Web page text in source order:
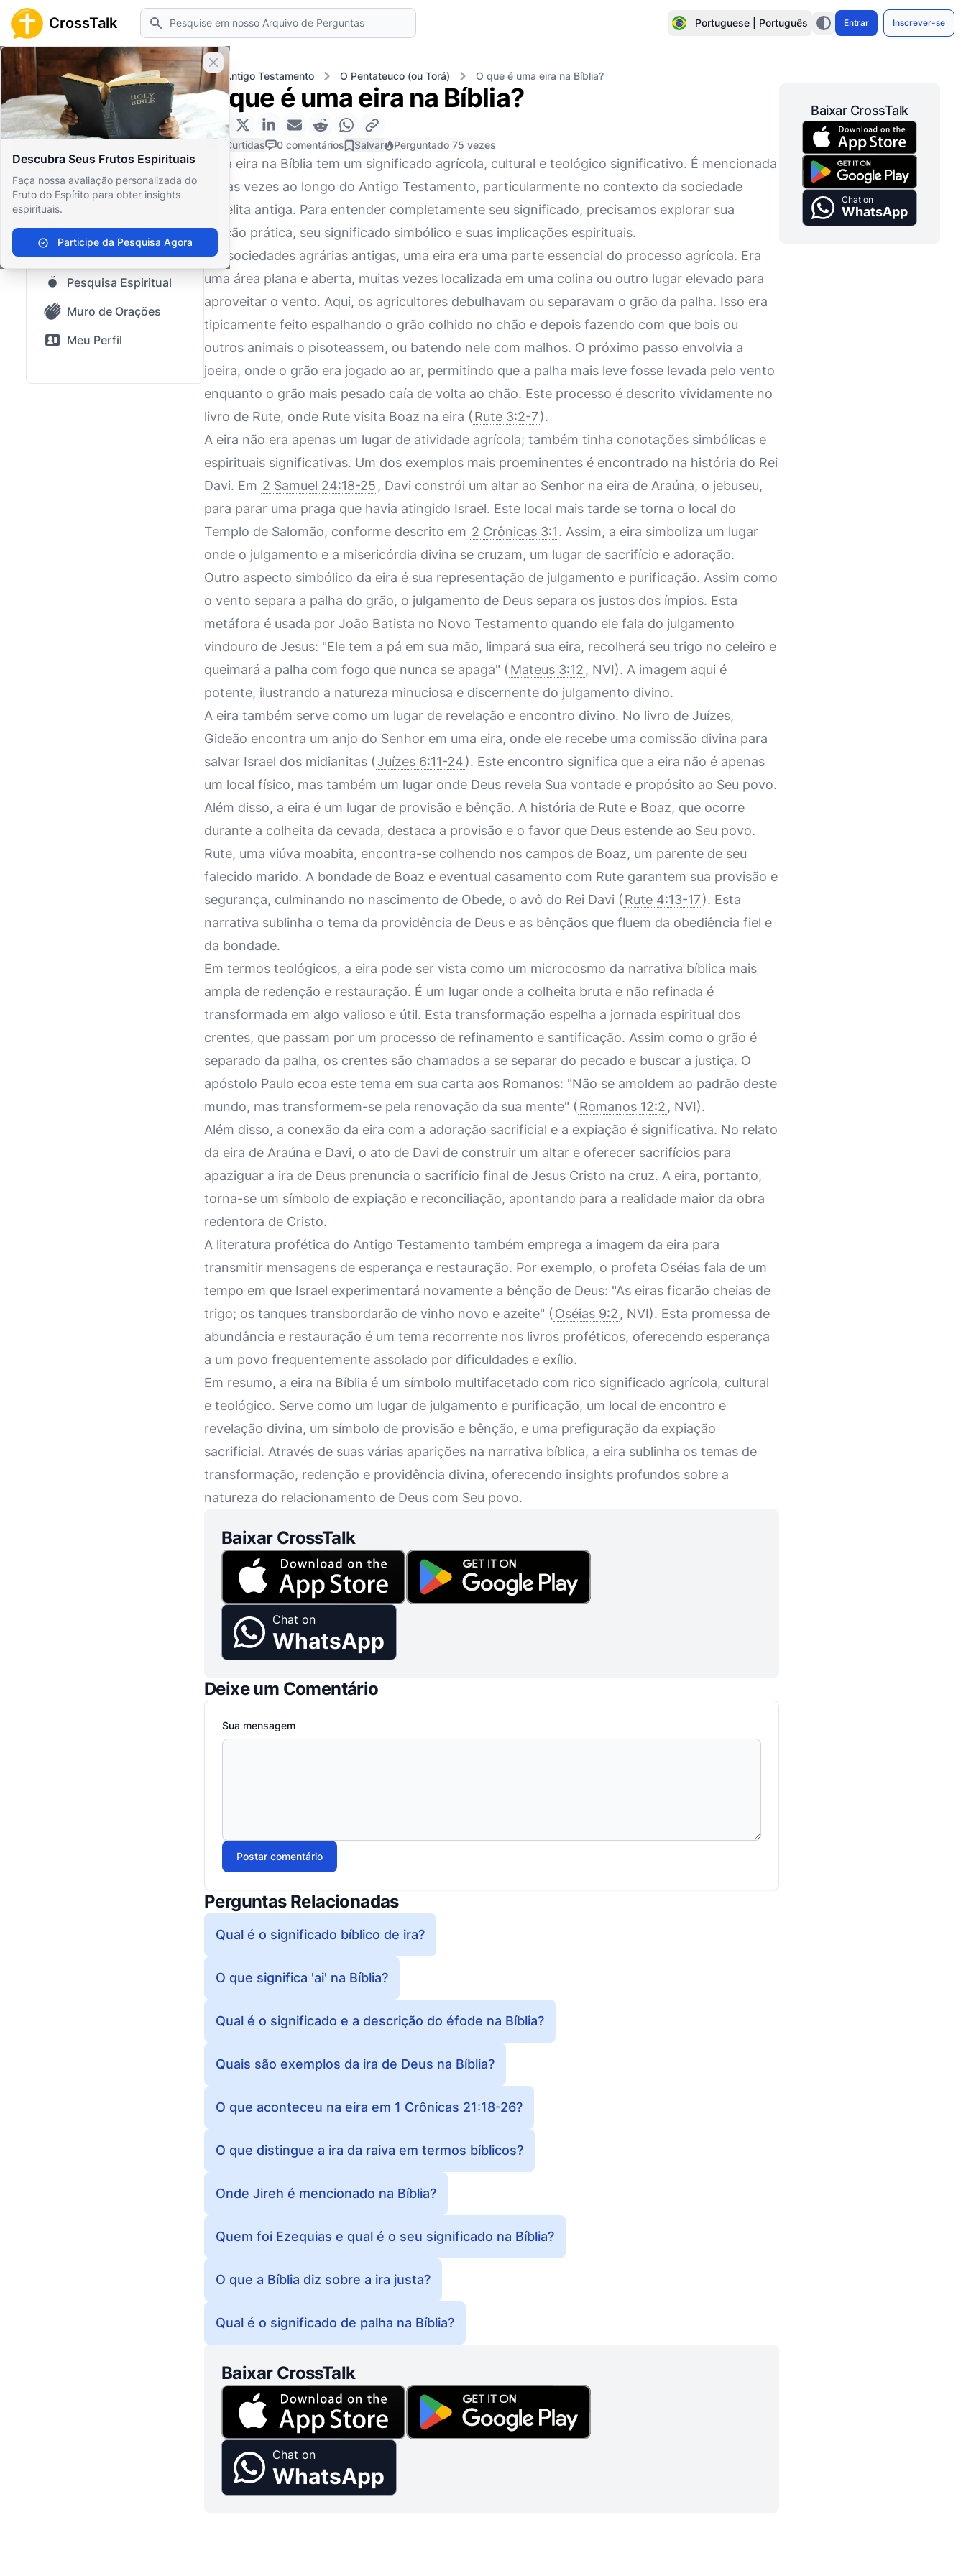
CrossTalk Pesquisar Portuguese | Português Entrar Inscrever-se
Fechar banner
Descubra Seus Frutos Espirituais
Faça nossa avaliação personalizada do
Fruto do Espírito para obter insights
espirituais.
Participe da Pesquisa Agora
Home Arquivo de Perguntas Antigo Testamento O Pentateuco (ou Torá) O que é uma eira na Bíblia?
Início
Arquivo de Perguntas
Nosso blog
Conteúdo Salvo
Perguntas Populares
Bíblia Sagrada
Pesquisa Espiritual
Muro de Orações
Meu Perfil
O que é uma eira na Bíblia?
0 Curtidas 0 comentários Salvar Perguntado 75 vezes
Uma eira na Bíblia tem um significado agrícola, cultural e teológico significativo. É mencionada
várias vezes ao longo do Antigo Testamento, particularmente no contexto da sociedade
israelita antiga. Para entender completamente seu significado, precisamos explorar sua
função prática, seu significado simbólico e suas implicações espirituais.
Em sociedades agrárias antigas, uma eira era uma parte essencial do processo agrícola. Era
uma área plana e aberta, muitas vezes localizada em uma colina ou outro lugar elevado para
aproveitar o vento. Aqui, os agricultores debulhavam ou separavam o grão da palha. Isso era
tipicamente feito espalhando o grão colhido no chão e depois fazendo com que bois ou
outros animais o pisoteassem, ou batendo nele com malhos. O próximo passo envolvia a
joeira, onde o grão era jogado ao ar, permitindo que a palha mais leve fosse levada pelo vento
enquanto o grão mais pesado caía de volta ao chão. Este processo é descrito vividamente no
livro de Rute, onde Rute visita Boaz na eira ( Rute 3:2-7).
A eira não era apenas um lugar de atividade agrícola; também tinha conotações simbólicas e
espirituais significativas. Um dos exemplos mais proeminentes é encontrado na história do Rei
Davi. Em 2 Samuel 24:18-25 , Davi constrói um altar ao Senhor na eira de Araúna, o jebuseu,
para parar uma praga que havia atingido Israel. Este local mais tarde se torna o local do
Templo de Salomão, conforme descrito em 2 Crônicas 3:1. Assim, a eira simboliza um lugar
onde o julgamento e a misericórdia divina se cruzam, um lugar de sacrifício e adoração.
Outro aspecto simbólico da eira é sua representação de julgamento e purificação. Assim como
o vento separa a palha do grão, o julgamento de Deus separa os justos dos ímpios. Esta
metáfora é usada por João Batista no Novo Testamento quando ele fala do julgamento
vindouro de Jesus: "Ele tem a pá em sua mão, limpará sua eira, recolherá seu trigo no celeiro e
queimará a palha com fogo que nunca se apaga" ( Mateus 3:12 , NVI). A imagem aqui é
potente, ilustrando a natureza minuciosa e discernente do julgamento divino.
A eira também serve como um lugar de revelação e encontro divino. No livro de Juízes,
Gideão encontra um anjo do Senhor em uma eira, onde ele recebe uma comissão divina para
salvar Israel dos midianitas (Juízes 6:11-24). Este encontro significa que a eira não é apenas
um local físico, mas também um lugar onde Deus revela Sua vontade e propósito ao Seu povo.
Além disso, a eira é um lugar de provisão e bênção. A história de Rute e Boaz, que ocorre
durante a colheita da cevada, destaca a provisão e o favor que Deus estende ao Seu povo.
Rute, uma viúva moabita, encontra-se colhendo nos campos de Boaz, um parente de seu
falecido marido. A bondade de Boaz e eventual casamento com Rute garantem sua provisão e
segurança, culminando no nascimento de Obede, o avô do Rei Davi ( Rute 4:13-17). Esta
narrativa sublinha o tema da providência de Deus e as bênçãos que fluem da obediência fiel e
da bondade.
Em termos teológicos, a eira pode ser vista como um microcosmo da narrativa bíblica mais
ampla de redenção e restauração. É um lugar onde a colheita bruta e não refinada é
transformada em algo valioso e útil. Esta transformação espelha a jornada espiritual dos
crentes, que passam por um processo de refinamento e santificação. Assim como o grão é
separado da palha, os crentes são chamados a se separar do pecado e buscar a justiça. O
apóstolo Paulo ecoa este tema em sua carta aos Romanos: "Não se amoldem ao padrão deste
mundo, mas transformem-se pela renovação da sua mente" ( Romanos 12:2 , NVI).
Além disso, a conexão da eira com a adoração sacrificial e a expiação é significativa. No relato
da eira de Araúna e Davi, o ato de Davi de construir um altar e oferecer sacrifícios para
apaziguar a ira de Deus prenuncia o sacrifício final de Jesus Cristo na cruz. A eira, portanto,
torna-se um símbolo de expiação e reconciliação, apontando para a realidade maior da obra
redentora de Cristo.
A literatura profética do Antigo Testamento também emprega a imagem da eira para
transmitir mensagens de esperança e restauração. Por exemplo, o profeta Oséias fala de um
tempo em que Israel experimentará novamente a bênção de Deus: "As eiras ficarão cheias de
trigo; os tanques transbordarão de vinho novo e azeite" ( Oséias 9:2 , NVI). Esta promessa de
abundância e restauração é um tema recorrente nos livros proféticos, oferecendo esperança
a um povo frequentemente assolado por dificuldades e exílio.
Em resumo, a eira na Bíblia é um símbolo multifacetado com rico significado agrícola, cultural
e teológico. Serve como um lugar de julgamento e purificação, um local de encontro e
revelação divina, um símbolo de provisão e bênção, e uma prefiguração da expiação
sacrificial. Através de suas várias aparições na narrativa bíblica, a eira sublinha os temas de
transformação, redenção e providência divina, oferecendo insights profundos sobre a
natureza do relacionamento de Deus com Seu povo.
Baixar CrossTalk
Chat on
WhatsApp
Deixe um Comentário
Sua mensagem
Postar comentário
Perguntas Relacionadas
Qual é o significado bíblico de ira?
O que significa 'ai' na Bíblia?
Qual é o significado e a descrição do éfode na Bíblia?
Quais são exemplos da ira de Deus na Bíblia?
O que aconteceu na eira em 1 Crônicas 21:18-26?
O que distingue a ira da raiva em termos bíblicos?
Onde Jireh é mencionado na Bíblia?
Quem foi Ezequias e qual é o seu significado na Bíblia?
O que a Bíblia diz sobre a ira justa?
Qual é o significado de palha na Bíblia?
Baixar CrossTalk
Chat on
WhatsApp
Baixar CrossTalk
Chat on
WhatsApp